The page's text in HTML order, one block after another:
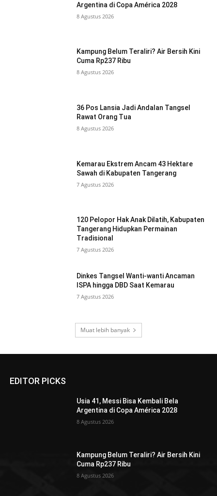
Argentina di Copa América 2028
8 Agustus 2026
Kampung Belum Teraliri? Air Bersih Kini
Cuma Rp237 Ribu
8 Agustus 2026
36 Pos Lansia Jadi Andalan Tangsel
Rawat Orang Tua
8 Agustus 2026
Kemarau Ekstrem Ancam 43 Hektare
Sawah di Kabupaten Tangerang
7 Agustus 2026
120 Pelopor Hak Anak Dilatih, Kabupaten
Tangerang Hidupkan Permainan
Tradisional
7 Agustus 2026
Dinkes Tangsel Wanti-wanti Ancaman
ISPA hingga DBD Saat Kemarau
7 Agustus 2026
Muat lebih banyak
EDITOR PICKS
Usia 41, Messi Bisa Kembali Bela
Argentina di Copa América 2028
8 Agustus 2026
Kampung Belum Teraliri? Air Bersih Kini
Cuma Rp237 Ribu
8 Agustus 2026